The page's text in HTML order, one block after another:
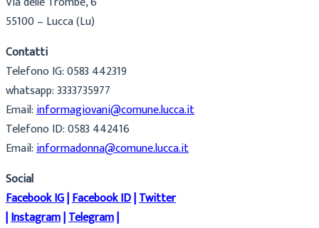
55100 – Lucca (Lu)
Contatti
Telefono IG: 0583 442319
whatsapp: 3333735977
Email:informagiovani@comune.lucca.it
Telefono ID: 0583 442416
Email:informadonna@comune.lucca.it
Social
Facebook IG|Facebook ID|Twitter
|Instagram|Telegram|